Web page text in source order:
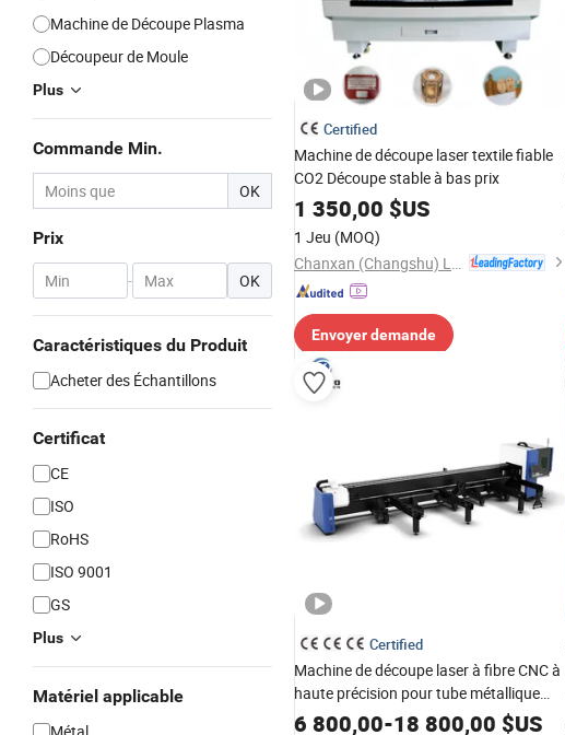
Machine de Découpe Plasma
Découpeur de Moule
Plus
Commande Min.
OK
Prix
- OK
Caractéristiques du Produit
Acheter des Échantillons
Certificat
CE
ISO
RoHS
ISO 9001
GS
Plus
Matériel applicable
Certified
Machine de découpe laser textile fiable
CO2 Découpe stable à bas prix
1 350,00 $US
1 Jeu (MOQ)
Envoyer demande
Certified
Machine de découpe laser à fibre CNC à
haute précision pour tube métallique
50kw 1000W 1500W 6kw
6 800,00-18 800,00 $US